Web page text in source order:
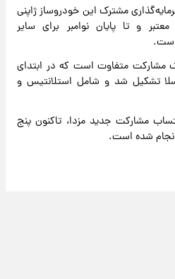
مشترک این خودروساز ژاپنی
با چانگان، برای سال ۲۰۲۵ معتبر و تا پایان نوامبر برای سایر
است.
مشارکت متفاوت است که در ابتدای
تشکیل شد و شامل استلانتیس و
مشارکت جدید مزدا، تاکنون پنج
شده است.